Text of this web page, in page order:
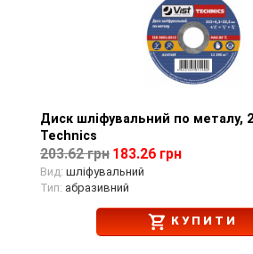
Перегляд товару
Диск шліфувальний по металу,
Technics
203.62 грн 183.26 грн
Вид: шліфувальний
Тип: абразивний
КУПИТИ